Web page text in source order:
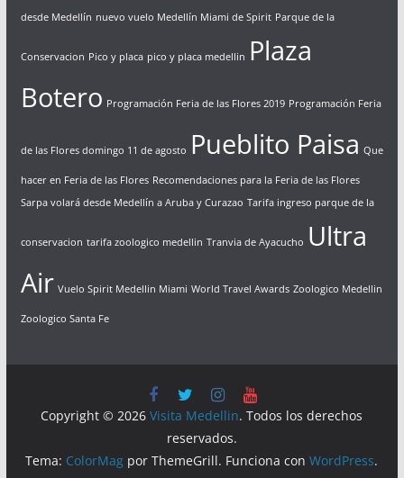
desde Medellín nuevo vuelo Medellín Miami de Spirit Parque de la
Conservacion Pico y placa pico y placa medellin Plaza
Botero Programación Feria de las Flores 2019 Programación Feria
de las Flores domingo 11 de agosto Pueblito Paisa Que
hacer en Feria de las Flores Recomendaciones para la Feria de las Flores
Sarpa volará desde Medellín a Aruba y Curazao Tarifa ingreso parque de la
conservacion tarifa zoologico medellin Tranvia de Ayacucho Ultra
Air Vuelo Spirit Medellin Miami World Travel Awards Zoologico Medellin
Zoologico Santa Fe
Copyright © 2026Visita Medellin. Todos los derechos
reservados.
Tema: ColorMag por ThemeGrill. Funciona conWordPress.